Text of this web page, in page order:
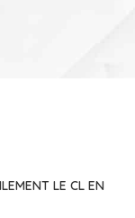
LE CL EN